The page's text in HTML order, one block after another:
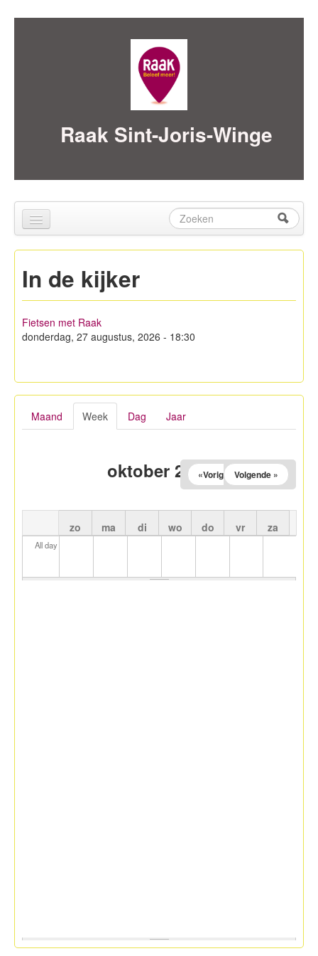
Raak Sint-Joris-Winge
Zoekveld
Zoeken
Home
over ons
Activiteiten
Hagelandse Kerstmarkt
Lid worden!
In de kijker
Fietsen met Raak
donderdag, 27 augustus, 2026 - 18:30
Maand Week (actieve tabblad)
Dag Jaar
oktober 2025«Vorige Volgende »
zo ma di wo do vr za
All day